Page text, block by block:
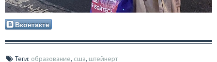
Вконтакте
Теги: образование, сша, штейнерт